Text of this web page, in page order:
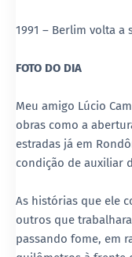
1991 – Berlim volta a
FOTO DO DIA
Meu amigo Lúcio
obras como a
estradas já em
condição de auxiliar
As histórias que ele
outros que
passando fome, em